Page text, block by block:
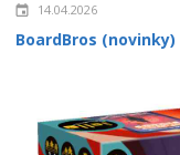
14.04.2026
BoardBros (novinky)